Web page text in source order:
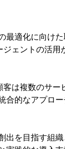
最適化に向け
ェントの活用
は複数のサ
合的なアプロ
を目指す組